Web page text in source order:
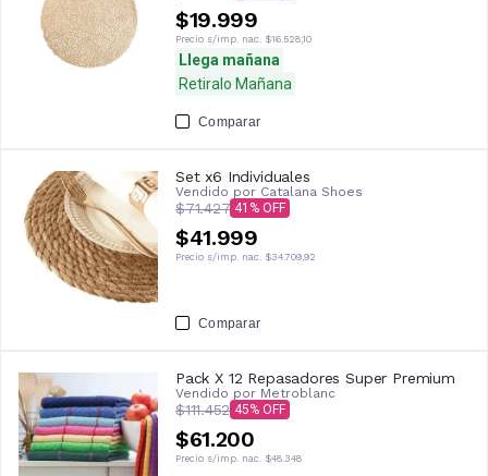
$19.999
Precio s/imp. nac. $16.528,10
Llega mañana
Retiralo Mañana
Comparar
Set x6 Individuales
Vendido por Catalana Shoes
$71.427 41
$41.999
Precio s/imp. nac. $34.709,92
Comparar
Pack X 12 Repasadores Super Premium
Vendido por Metroblanc
$111.452 45
$61.200
Precio s/imp. nac. $48.348